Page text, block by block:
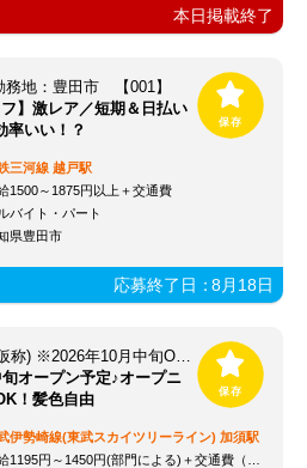
本日掲載終了
地：豊田市 【001】
】激レア／短期＆日払い
いい！？
三河線 越戸駅
1500～1875円以上＋交通費
バイト・パート
県豊田市
応募終了日：8月18日
ロピア 加須ビバモール店(仮称) ※2026年10月中旬OPEN予定
旬オープン予定♪オープニ
！髪色自由
伊勢崎線(東武スカイツリーライン) 加須駅
1195円～1450円(部門による)＋交通費（社内規定）